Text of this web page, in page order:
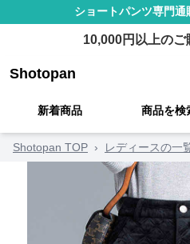
ショートパンツ専門通
10,000円以上のご
Shotopan
新着商品 商品を検
Shotopan TOP › レディースの一